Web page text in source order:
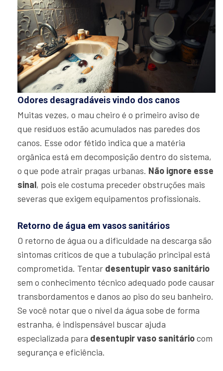
Odores desagradáveis vindo dos canos
Muitas vezes, o mau cheiro é o primeiro aviso de
que resíduos estão acumulados nas paredes dos
canos. Esse odor fétido indica que a matéria
orgânica está em decomposição dentro do sistema,
o que pode atrair pragas urbanas. Não ignore esse
sinal, pois ele costuma preceder obstruções mais
severas que exigem equipamentos profissionais.
Retorno de água em vasos sanitários
O retorno de água ou a dificuldade na descarga são
sintomas críticos de que a tubulação principal está
comprometida. Tentar desentupir vaso sanitário
sem o conhecimento técnico adequado pode causar
transbordamentos e danos ao piso do seu banheiro.
Se você notar que o nível da água sobe de forma
estranha, é indispensável buscar ajuda
especializada para desentupir vaso sanitáriocom
segurança e eficiência.